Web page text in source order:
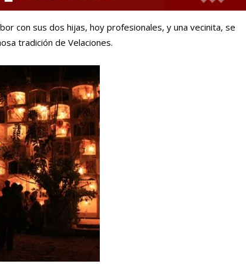
con sus dos hijas, hoy profesionales, y una vecinita, se
tradición de Velaciones.